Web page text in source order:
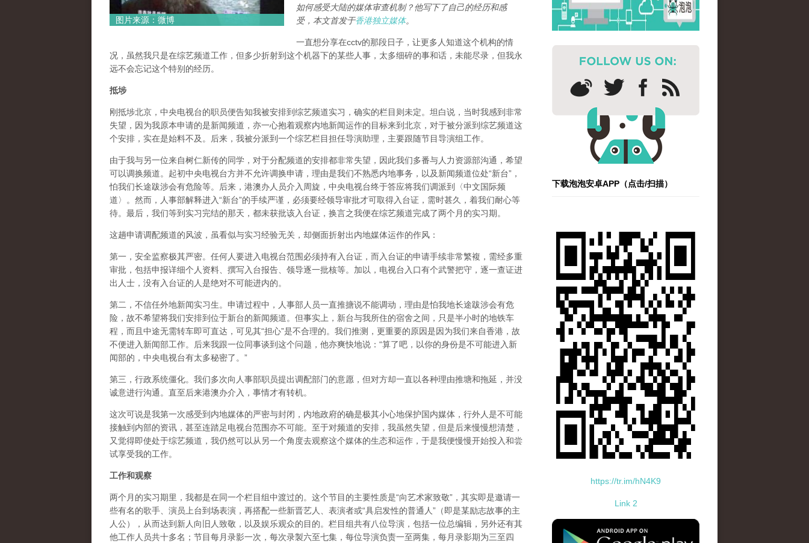
图片来源：微博
如何感受大陆的媒体审查机制？他写下了自己的经历和感
受，本文首发于香港独立媒体。
一直想分享在cctv的那段日子，让更多人知道这个机构的情
况，虽然我只是在综艺频道工作，但多少折射到这个机器下的某些人事，太多细碎的事和话，未能尽录，但我永
远不会忘记这个特别的经历。
抵埗
刚抵埗北京，中央电视台的职员便告知我被安排到综艺频道实习，确实的栏目则未定。坦白说，当时我感到非常
失望，因为我原本申请的是新闻频道，亦一心抱着观察内地新闻运作的目标来到北京，对于被分派到综艺频道这
个安排，实在是始料不及。后来，我被分派到一个综艺栏目担任导演助理，主要跟随节目导演组工作。
由于我与另一位来自树仁新传的同学，对于分配频道的安排都非常失望，因此我们多番与人力资源部沟通，希望
可以调换频道。起初中央电视台方并不允许调换申请，理由是我们不熟悉内地事务，以及新闻频道位处“新台”，
怕我们长途跋涉会有危险等。后来，港澳办人员介入周旋，中央电视台终于答应将我们调派到〈中文国际频
道〉。然而，人事部解释进入“新台”的手续严谨，必须要经领导审批才可取得入台证，需时甚久，着我们耐心等
待。最后，我们等到实习完结的那天，都未获批该入台证，换言之我便在综艺频道完成了两个月的实习期。
这趟申请调配频道的风波，虽看似与实习经验无关，却侧面折射出内地媒体运作的作风：
第一，安全监察极其严密。任何人要进入电视台范围必须持有入台证，而入台证的申请手续非常繁複，需经多重
审批，包括申报详细个人资料、撰写入台报告、领导逐一批核等。加以，电视台入口有个武警把守，逐一查证进
出人士，没有入台证的人是绝对不可能进内的。
第二，不信任外地新闻实习生。申请过程中，人事部人员一直推搪说不能调动，理由是怕我地长途跋涉会有危
险，故不希望将我们安排到位于新台的新闻频道。但事实上，新台与我所住的宿舍之间，只是半小时的地铁车
程，而且中途无需转车即可直达，可见其“担心”是不合理的。我们推测，更重要的原因是因为我们来自香港，故
不便进入新闻部工作。后来我跟一位同事谈到这个问题，他亦爽快地说：“算了吧，以你的身份是不可能进入新
闻部的，中央电视台有太多秘密了。”
第三，行政系统僵化。我们多次向人事部职员提出调配部门的意愿，但对方却一直以各种理由推塘和拖延，并没
诚意进行沟通。直至后来港澳办介入，事情才有转机。
这次可说是我第一次感受到内地媒体的严密与封闭，内地政府的确是极其小心地保护国内媒体，行外人是不可能
接触到内部的资讯，甚至连踏足电视台范围亦不可能。至于对频道的安排，我虽然失望，但是后来慢慢想清楚，
又觉得即使处于综艺频道，我仍然可以从另一个角度去观察这个媒体的生态和运作，于是我便慢慢开始投入和尝
试享受我的工作。
工作和观察
两个月的实习期里，我都是在同一个栏目组中渡过的。这个节目的主要性质是“向艺术家致敬”，其实即是邀请一
些有名的歌手、演员上台到场表演，再搭配一些新晋艺人、表演者或“具启发性的普通人”（即是某励志故事的主
人公），从而达到新人向旧人致敬，以及娱乐观众的目的。栏目组共有八位导演，包括一位总编辑，另外还有其
他工作人员共十多名；节目每月录影一次，每次录製六至七集，每位导演负责一至两集，每月录影期为三至四
下载泡泡安卓APP（点击/扫描）
https://tr.im/hN4K9
Link 2
standard-icon-googleplay-app-store.png